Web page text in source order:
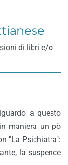
di libri e/o
a questo
maniera un pò
"La Psichiatra":
la suspence